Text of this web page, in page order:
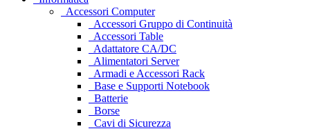
Accessori Computer
Accessori Gruppo di Continuità
Accessori Table
Adattatore CA/DC
Alimentatori Server
Armadi e Accessori Rack
Base e Supporti Notebook
Batterie
Borse
Cavi di Sicurezza